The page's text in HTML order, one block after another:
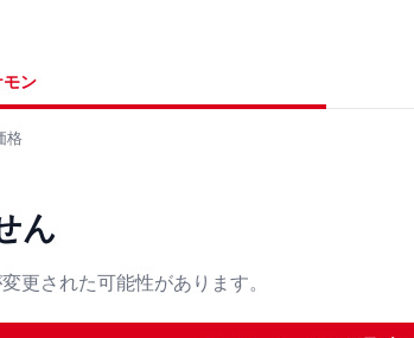
ン
格
ん
更された可能性があります。